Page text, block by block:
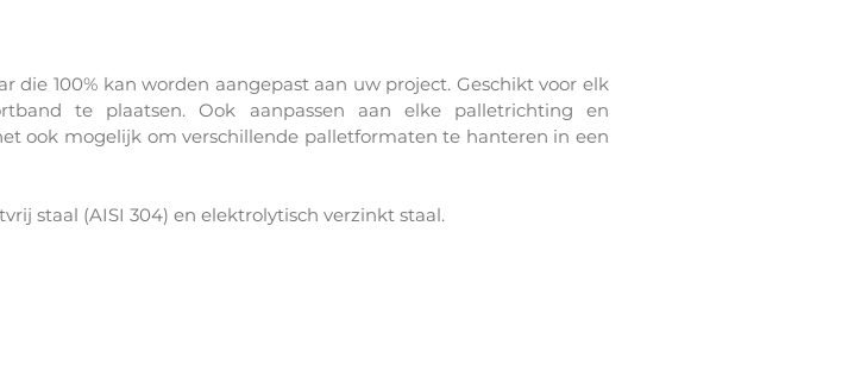
die 100% kan worden aangepast aan uw project. Geschikt voor elk
te plaatsen. Ook aanpassen aan elke palletrichting en
ook mogelijk om verschillende palletformaten te hanteren in een
staal (AISI 304) en elektrolytisch verzinkt staal.